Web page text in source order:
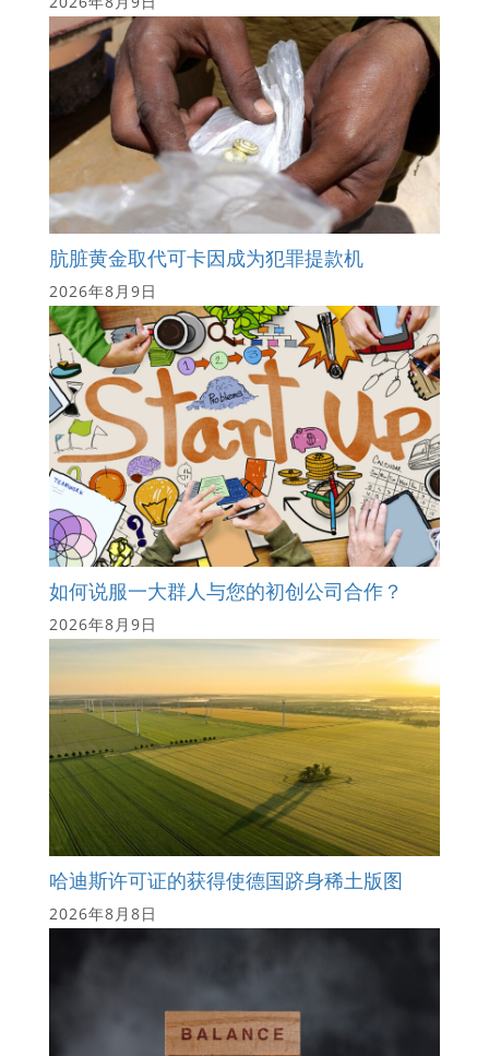
肮脏黄金取代可卡因成为犯罪提款机
2026年8月9日
如何说服一大群人与您的初创公司合作？
2026年8月9日
哈迪斯许可证的获得使德国跻身稀土版图
2026年8月8日